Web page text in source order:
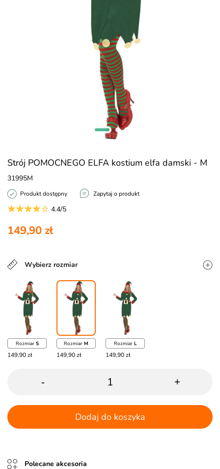
Strój POMOCNEGO ELFA kostium elfa damski - M
31995M
Produkt dostępny Zapytaj o produkt
4.4/5
149,90 zł
Wybierz rozmiar
Rozmiar S
149,90 zł
Rozmiar M
149,90 zł
Rozmiar L
149,90 zł
- +
Dodaj do koszyka
Polecane akcesoria